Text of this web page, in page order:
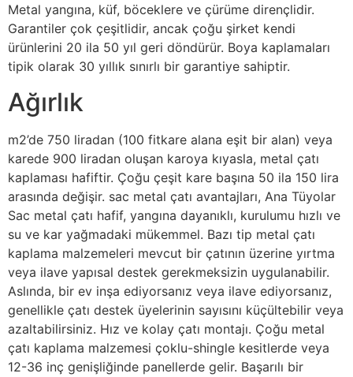
Metal yangına, küf, böceklere ve çürüme dirençlidir.
Garantiler çok çeşitlidir, ancak çoğu şirket kendi
ürünlerini 20 ila 50 yıl geri döndürür. Boya kaplamaları
tipik olarak 30 yıllık sınırlı bir garantiye sahiptir.
Ağırlık
m2’de 750 liradan (100 fitkare alana eşit bir alan) veya
karede 900 liradan oluşan karoya kıyasla, metal çatı
kaplaması hafiftir. Çoğu çeşit kare başına 50 ila 150 lira
arasında değişir. sac metal çatı avantajları, Ana Tüyolar
Sac metal çatı hafif, yangına dayanıklı, kurulumu hızlı ve
su ve kar yağmadaki mükemmel. Bazı tip metal çatı
kaplama malzemeleri mevcut bir çatının üzerine yırtma
veya ilave yapısal destek gerekmeksizin uygulanabilir.
Aslında, bir ev inşa ediyorsanız veya ilave ediyorsanız,
genellikle çatı destek üyelerinin sayısını küçültebilir veya
azaltabilirsiniz. Hız ve kolay çatı montajı. Çoğu metal
çatı kaplama malzemesi çoklu-shingle kesitlerde veya
12-36 inç genişliğinde panellerde gelir. Başarılı bir